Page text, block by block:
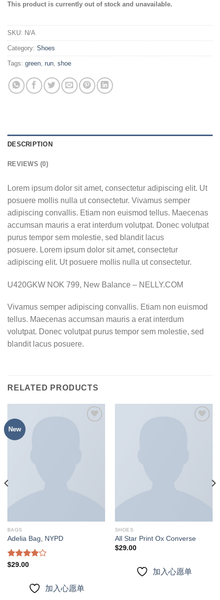
This product is currently out of stock and unavailable.
SKU: N/A
Category: Shoes
Tags: green run shoe
DESCRIPTION
REVIEWS (0)
Lorem ipsum dolor sit amet, consectetur adipiscing elit. Ut
posuere mollis nulla ut consectetur. Vivamus semper
adipiscing convallis. Etiam non euismod tellus. Maecenas
accumsan mauris a erat interdum volutpat. Donec volutpat
purus tempor sem molestie, sed blandit lacus
posuere. Lorem ipsum dolor sit amet, consectetur
adipiscing elit. Ut posuere mollis nulla ut consectetur.
U420GKW NOK 799, New Balance – NELLY.COM
Vivamus semper adipiscing convallis. Etiam non euismod
tellus. Maecenas accumsan mauris a erat interdum
volutpat. Donec volutpat purus tempor sem molestie, sed
blandit lacus posuere.
RELATED PRODUCTS
New
BAGS
Adelia Bag, NYPD
Rated
$29.00
加入心愿单
SHOES
All Star Print Ox Converse
$29.00
加入心愿单